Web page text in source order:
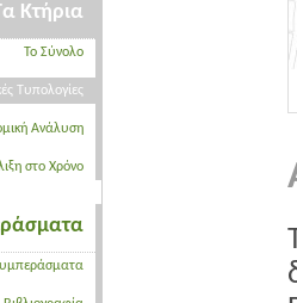
Κτήρια
Το Σύνολο
Τυπολογίες
Ανάλυση
στο Χρόνο